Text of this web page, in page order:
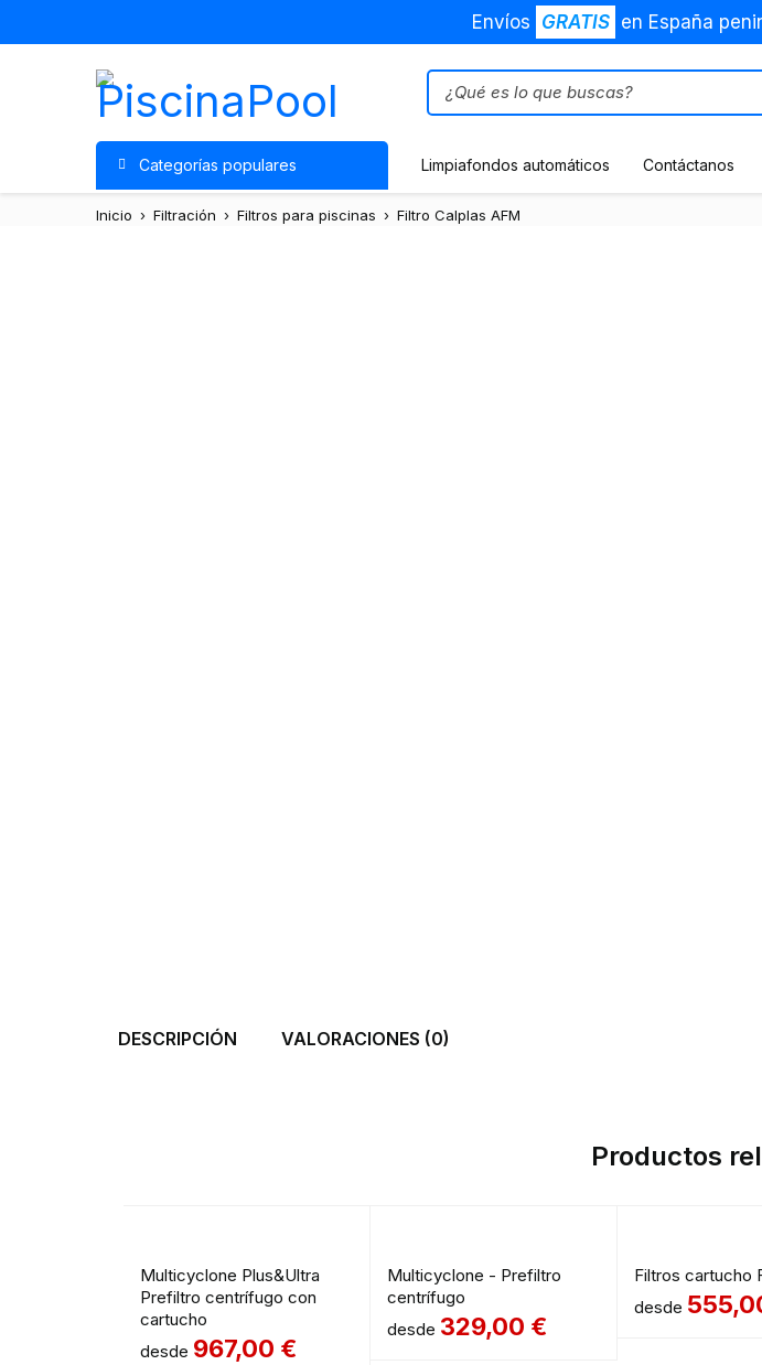
Envíos GRATIS en España
Categorías populares Limpiafondos automáticos Contáctanos
Inicio › Filtración › Filtros para piscinas › Filtro Calplas AFM
DESCRIPCIÓN VALORACIONES (0)
Productos
Multicyclone Plus&Ultra
Prefiltro centrífugo con
cartucho
desde 967,00 €
Multicyclone - Prefiltro
centrífugo
desde 329,00 €
Filtros cartucho
desde